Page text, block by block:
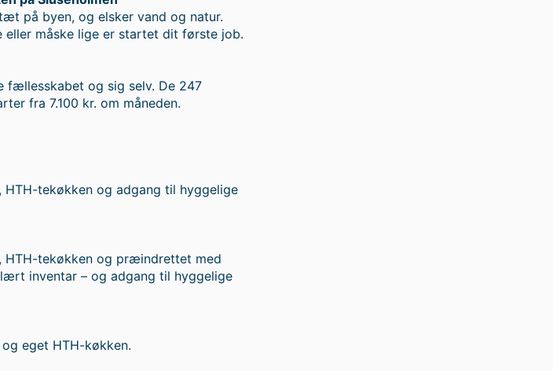
på byen, og elsker vand og natur.
måske lige er startet dit første job.
fællesskabet og sig selv. De 247
fra 7.100 kr. om måneden.
tekøkken og adgang til hyggelige
HTH-tekøkken og præindrettet med
inventar – og adgang til hyggelige
eget HTH-køkken.